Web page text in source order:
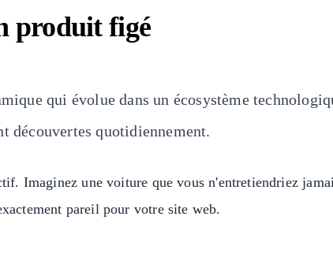
produit figé
qui évolue dans un écosystème
découvertes quotidiennement.
Imaginez une voiture que vous n'entretiendriez
pareil pour votre site web.